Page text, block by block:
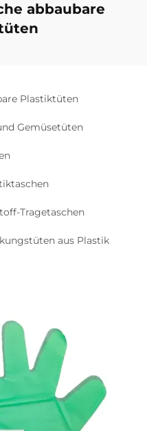
abbaubare
Plastiktüten
Gemüsetüten
Tragetaschen
aus Plastik